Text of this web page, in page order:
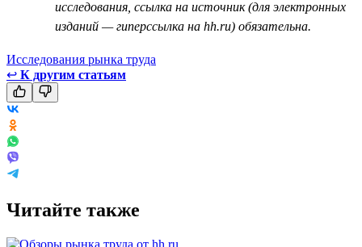
исследования, ссылка на источник (для электронных
изданий — гиперссылка на hh.ru) обязательна.
Исследования рынка труда
↩ К другим статьям
Читайте также